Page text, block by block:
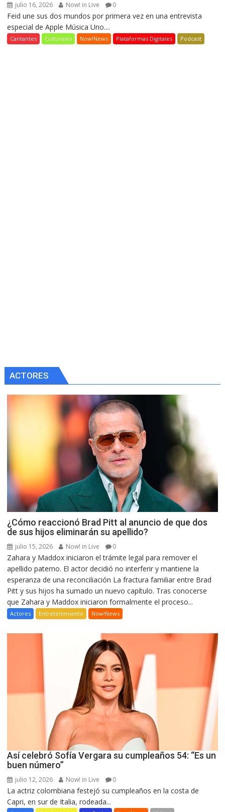
julio 16, 2026 Now! in Live 0
Feid une sus dos mundos por primera vez en una entrevista
especial de Apple Música Uno....
Cantantes Culturales Now!News Plataformas Digitales Podcast
ACTORES
¿Cómo reaccionó Brad Pitt al anuncio de que dos
de sus hijos eliminarán su apellido?
julio 15, 2026 Now! in Live 0
Zahara y Maddox iniciaron el trámite legal para remover el
apellido paterno. El actor decidió no interferir y mantiene la
esperanza de una reconciliación La fractura familiar entre Brad
Pitt y sus hijos ha sumado un nuevo capítulo. Tras conocerse
que Zahara y Maddox iniciaron formalmente el proceso...
Actores Entretenimiento Now!News
Así celebró Sofía Vergara su cumpleaños 54: “Es un
buen número”
julio 12, 2026 Now! in Live 0
La actriz colombiana festejó su cumpleaños en la costa de
Capri, en sur de Italia, rodeada...